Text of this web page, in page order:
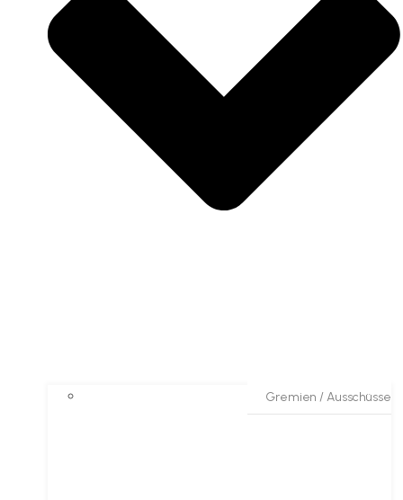
Gremien / Ausschüsse